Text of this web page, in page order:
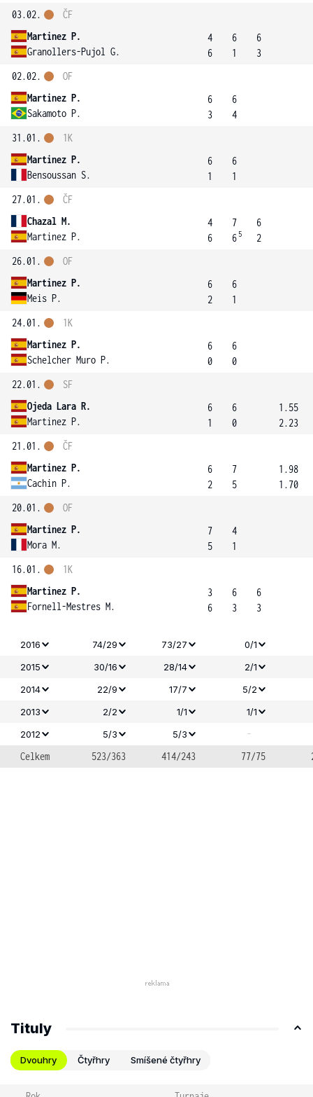
03.02.
Martinez P.
Granollers-Pujol G.
ČF
4
6
6
1
6
3
02.02.
Martinez P.
Sakamoto P.
OF
6
3
6
4
31.01.
Martinez P.
Bensoussan S.
1K
6
1
6
1
27.01.
Chazal M.
Martinez P.
ČF
4
6
7
6 5
6
2
26.01.
Martinez P.
Meis P.
OF
6
2
6
1
24.01.
Martinez P.
Schelcher Muro P.
1K
6
0
6
0
22.01.
Ojeda Lara R.
Martinez P.
SF
6
1
6
0
1.55
2.23
21.01.
Martinez P.
Cachin P.
ČF
6
2
7
5
1.98
1.70
20.01.
Martinez P.
Mora M.
OF
7
5
4
1
16.01.
Martinez P.
Fornell-Mestres M.
1K
3
6
6
3
6
3
2016 74/29 73/27
0/1
2015
30/16 28/14
2/1
2014
22/9 17/7
5/2
2013
2/2 1/1
1/1
2012
5/3 5/3
-
Celkem
523/363 414/243 77/75
Tituly
Dvouhry Čtyřhry Smíšené čtyřhry